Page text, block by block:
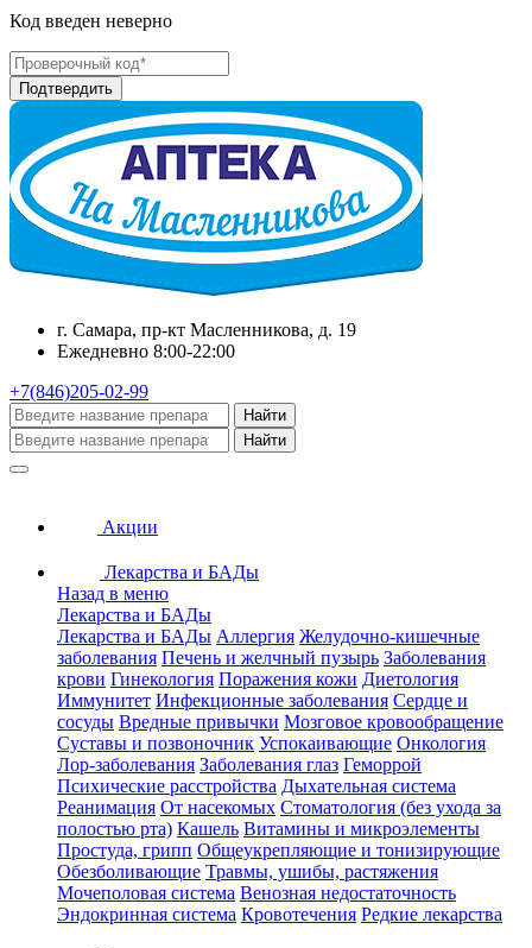
Код введен неверно
г. Самара, пр-кт Масленникова, д. 19
Ежедневно 8:00-22:00
+7(846)205-02-99
Найти
Найти
Акции
Лекарства и БАДы
Назад в меню
Лекарства и БАДы
Лекарства и БАДы Аллергия Желудочно-кишечные
заболевания Печень и желчный пузырь Заболевания
крови Гинекология Поражения кожи Диетология
Иммунитет Инфекционные заболевания Сердце и
сосуды Вредные привычки Мозговое кровообращение
Суставы и позвоночник Успокаивающие Онкология
Лор-заболевания Заболевания глаз Геморрой
Психические расстройства Дыхательная система
Реанимация От насекомых Стоматология (без ухода за
полостью рта) Кашель Витамины и микроэлементы
Простуда, грипп Общеукрепляющие и тонизирующие
Обезболивающие Травмы, ушибы, растяжения
Мочеполовая система Венозная недостаточность
Эндокринная система Кровотечения Редкие лекарства